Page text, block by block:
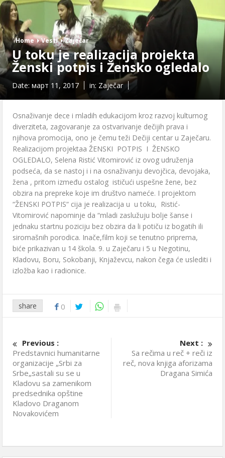
Home Vesti Zaječar
U toku je realizacija projekta
Ženski potpis i Žensko ogledalo
Date:март 11, 2017 in: Zaječar
Osnaživanje dece i mladih edukacijom kroz razvoj kulturnog
diverziteta, zagovaranje za ostvarivanje dečijih prava i
njihova promocija, ono je čemu teži Dečiji centar u Zaječaru.
Realizacijom projektaa ŽENSKI POTPIS I ŽENSKO
OGLEDALO, Selena Ristić Vitomirović iz ovog udruženja
podseća, da se nastoj i i na osnaživanju devojčica, devojaka,
žena , pritom između ostalog ističući uspešne žene, bez
obzira na prepreke koje im društvo nameće. I projektom
“ŽENSKI POTPIS“ cija je realizacija u u toku, Ristić-
Vitomirović napominje da “mladi zaslužuju bolje šanse i
jednaku startnu poziciju bez obzira da li potiču iz bogatih ili
siromašnih porodica. Inače,film koji se tenutno priprema,
biće prikazivan u 14 škola. 9. u Zaječaru i 5 u Negotinu,
Kladovu, Boru, Sokobanji, Knjaževcu, nakon čega će uslediti i
izložba kao i radionice.
share 0
Previous :
Predstavnici humanitarne
organizacije „Srbi za
Srbe„sastali su se u
Kladovu sa zamenikom
predsednika opštine
Kladovo Draganom
Novakovićem
Next :
Sa rečima u reč + reči iz
reč, nova knjiga aforizama
Dragana Simića